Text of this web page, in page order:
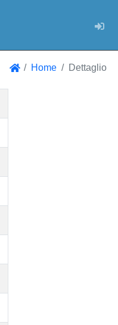
Home Dettaglio